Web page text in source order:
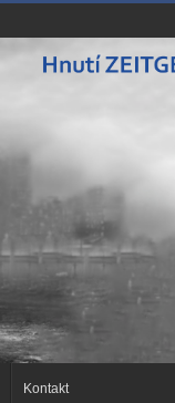
Kontakt